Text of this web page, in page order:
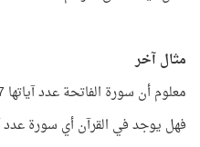
مثال آخر
معلوم أن سورة الفاتحة عدد آياتها 7 آيات، وأن العدد 49 يساوي 7 × 7
فهل يوجد في القرآن أي سورة عدد آياتها